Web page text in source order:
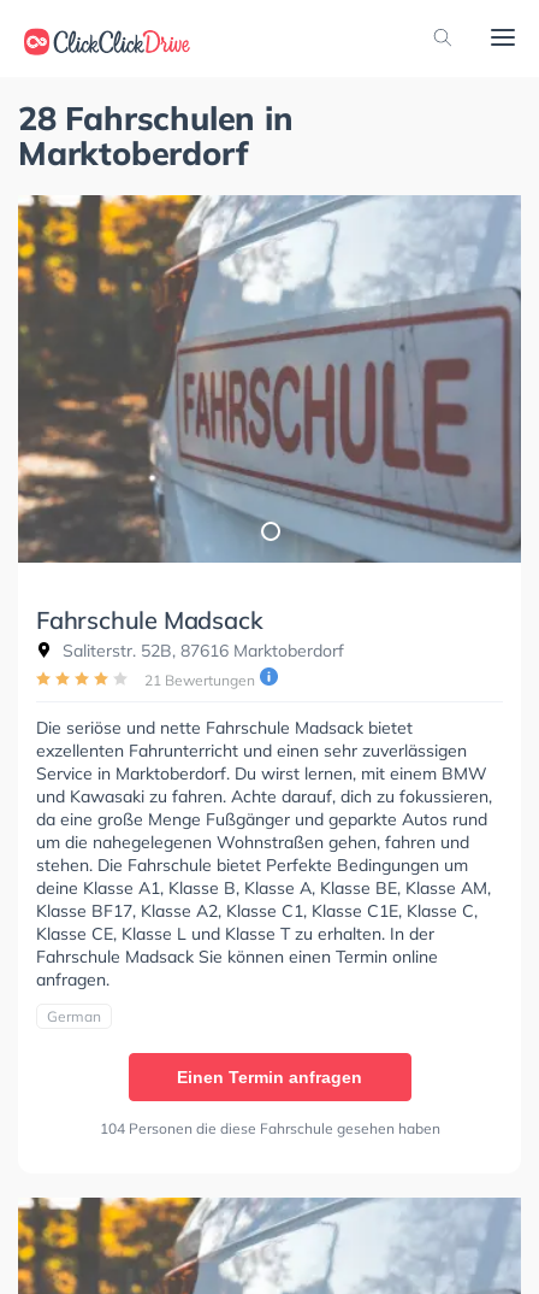
28 Fahrschulen in
Marktoberdorf
Fahrschule Madsack
Saliterstr. 52B, 87616 Marktoberdorf
21 Bewertungen
Die seriöse und nette Fahrschule Madsack bietet
exzellenten Fahrunterricht und einen sehr zuverlässigen
Service in Marktoberdorf. Du wirst lernen, mit einem BMW
und Kawasaki zu fahren. Achte darauf, dich zu fokussieren,
da eine große Menge Fußgänger und geparkte Autos rund
um die nahegelegenen Wohnstraßen gehen, fahren und
stehen. Die Fahrschule bietet Perfekte Bedingungen um
deine Klasse A1, Klasse B, Klasse A, Klasse BE, Klasse AM,
Klasse BF17, Klasse A2, Klasse C1, Klasse C1E, Klasse C,
Klasse CE, Klasse L und Klasse T zu erhalten. In der
Fahrschule Madsack Sie können einen Termin online
anfragen.
German
Einen Termin anfragen
104 Personen die diese Fahrschule gesehen haben